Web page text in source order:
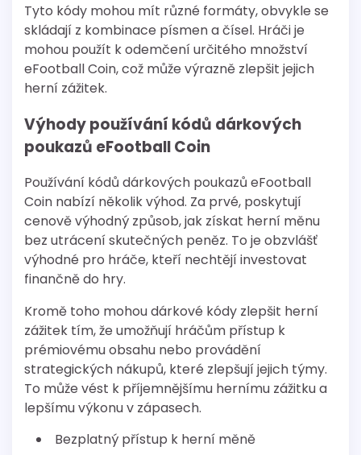
Tyto kódy mohou mít různé formáty, obvykle se
skládají z kombinace písmen a čísel. Hráči je
mohou použít k odemčení určitého množství
eFootball Coin, což může výrazně zlepšit jejich
herní zážitek.
Výhody používání kódů dárkových
poukazů eFootball Coin
Používání kódů dárkových poukazů eFootball
Coin nabízí několik výhod. Za prvé, poskytují
cenově výhodný způsob, jak získat herní měnu
bez utrácení skutečných peněz. To je obzvlášť
výhodné pro hráče, kteří nechtějí investovat
finančně do hry.
Kromě toho mohou dárkové kódy zlepšit herní
zážitek tím, že umožňují hráčům přístup k
prémiovému obsahu nebo provádění
strategických nákupů, které zlepšují jejich týmy.
To může vést k příjemnějšímu hernímu zážitku a
lepšímu výkonu v zápasech.
Bezplatný přístup k herní měně